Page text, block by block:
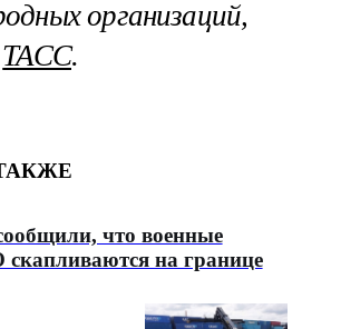
организаций,
ТАСС.
что военные
на границе